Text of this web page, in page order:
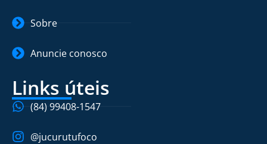
Sobre
Anuncie conosco
Links úteis
(84) 99408-1547
@jucurutufoco